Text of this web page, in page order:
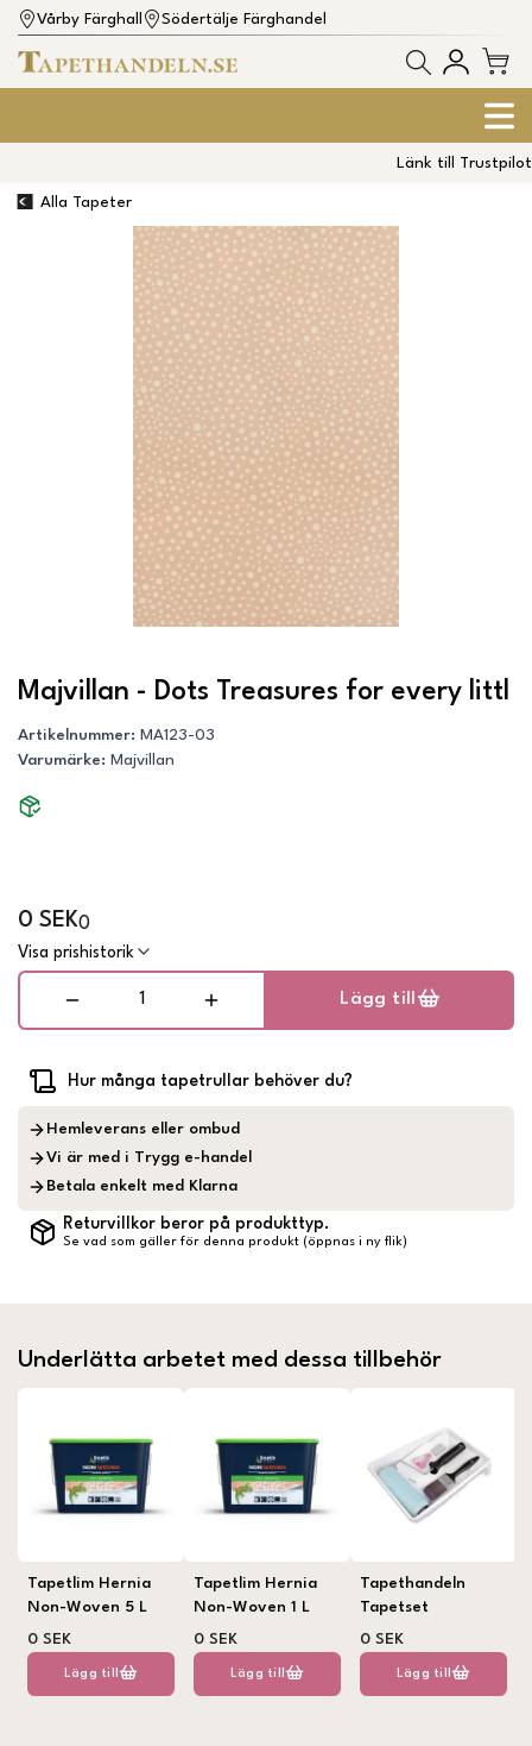
Vårby Färghall Södertälje Färghandel
Länk till Trustpilot
Alla Tapeter
Majvillan - Dots Treasures for every littl
Artikelnummer: MA123-03
Varumärke: Majvillan
0 SEK0
Visa prishistorik
Lägg till
Hur många tapetrullar behöver du?
Hemleverans eller ombud
Vi är med i Trygg e-handel
Betala enkelt med Klarna
Returvillkor beror på produkttyp.
Se vad som gäller för denna produkt (öppnas i ny flik)
Underlätta arbetet med dessa tillbehör
Tapetlim Hernia
Non-Woven 5 L
0 SEK
Lägg till
Tapetlim Hernia
Non-Woven 1 L
0 SEK
Lägg till
Tapethandeln
Tapetset
0 SEK
Lägg till